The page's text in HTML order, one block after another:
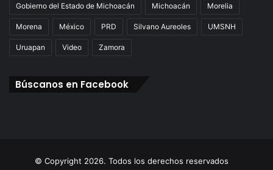
Gobierno del Estado de Michoacán Michoacán Morelia
Morena México PRD Silvano Aureoles UMSNH
Uruapan Video Zamora
Búscanos en Facebook
© Copyright 2026. Todos los derechos reservados